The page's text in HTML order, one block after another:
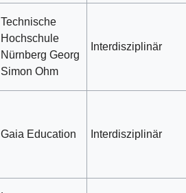
Technische
Hochschule
Nürnberg Georg
Simon Ohm
Interdisziplinär
Gaia Education Interdisziplinär